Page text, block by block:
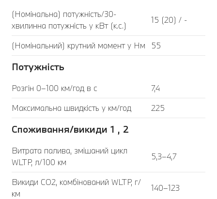
(Номінальна) потужність/30-
хвилинна потужність у кВт (к.с.)
15 (20) / -
(Номінальний) крутний момент у Нм 55
Потужність
Розгін 0–100 км/год в с
7,4
Максимальна швидкість у км/год
225
Споживання/викиди 1 , 2
Витрата палива, змішаний цикл
WLTP, л/100 км
5,3–4,7
Викиди CO2, комбінований WLTP, г/
км
140–123